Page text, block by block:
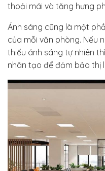
thoải mái và tăng hưng
Ánh sáng cũng là một
của mỗi văn phòng. Nếu
thiếu ánh sáng tự nhiên
nhân tạo để đảm bảo thị